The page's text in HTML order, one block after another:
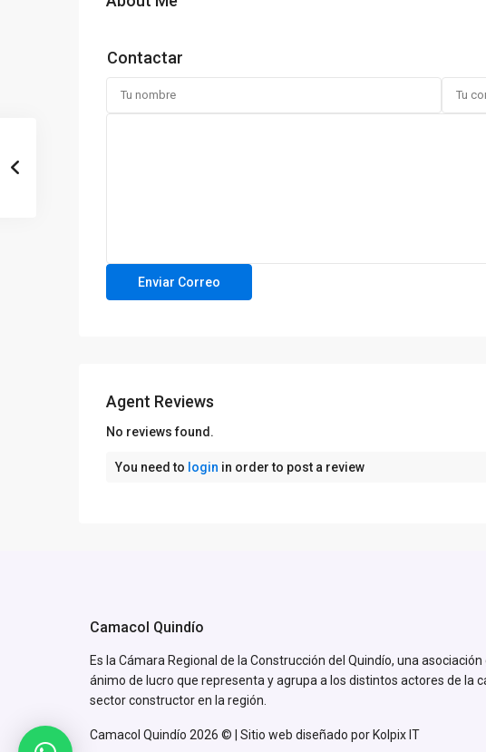
Contactar
Agent Reviews
No reviews found.
You need to login in order to post a review
Camacol Quindío
Es la Cámara Regional de la Construcción del Quindío, una
ánimo de lucro que representa y agrupa a los distintos actores de la
sector constructor en la región.
Camacol Quindío 2026 © | Sitio web diseñado por Kolpix IT